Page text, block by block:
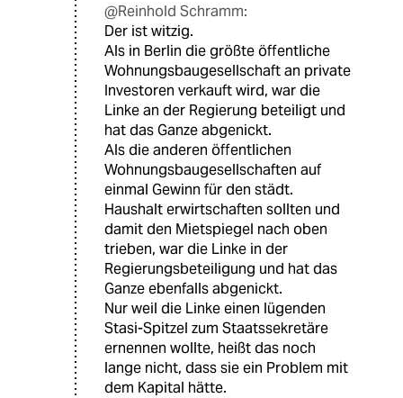
@Reinhold Schramm:
Der ist witzig.
Als in Berlin die größte öffentliche
Wohnungsbaugesellschaft an private
Investoren verkauft wird, war die
Linke an der Regierung beteiligt und
hat das Ganze abgenickt.
Als die anderen öffentlichen
Wohnungsbaugesellschaften auf
einmal Gewinn für den städt.
Haushalt erwirtschaften sollten und
damit den Mietspiegel nach oben
trieben, war die Linke in der
Regierungsbeteiligung und hat das
Ganze ebenfalls abgenickt.
Nur weil die Linke einen lügenden
Stasi-Spitzel zum Staatssekretäre
ernennen wollte, heißt das noch
lange nicht, dass sie ein Problem mit
dem Kapital hätte.